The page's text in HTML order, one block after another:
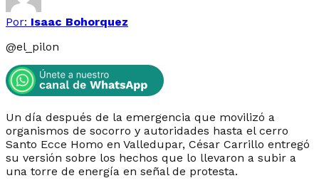
Por: Isaac Bohorquez
@el_pilon
Un día después de la emergencia que movilizó a
organismos de socorro y autoridades hasta el cerro
Santo Ecce Homo en Valledupar, César Carrillo entregó
su versión sobre los hechos que lo llevaron a subir a
una torre de energía en señal de protesta.